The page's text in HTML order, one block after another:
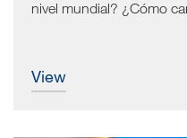
nivel mundial? ¿Cómo
view